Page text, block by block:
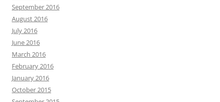
September 2016
August 2016
July 2016
June 2016
March 2016
February 2016
January 2016
October 2015